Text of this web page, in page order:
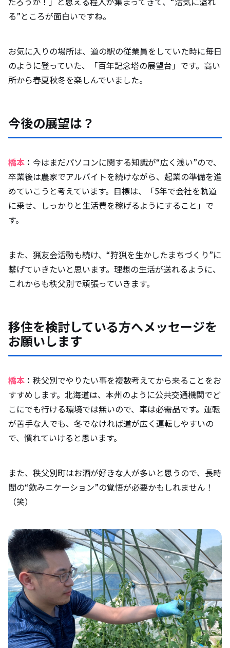
る”ところが面白いですね。
お気に入りの場所は、道の駅の従業員をしていた時に毎日
のように登っていた、「百年記念塔の展望台」です。高い
所から春夏秋冬を楽しんでいました。
今後の展望は？
橋本 ： 今はまだパソコンに関する知識が“広く浅い”ので、
卒業後は農家でアルバイトを続けながら、起業の準備を進
めていこうと考えています。目標は、「5年で会社を軌道
に乗せ、しっかりと生活費を稼げるようにすること」で
す。
また、猟友会活動も続け、“狩猟を生かしたまちづくり”に
繋げていきたいと思います。理想の生活が送れるように、
これからも秩父別で頑張っていきます。
移住を検討している方へメッセージを
お願いします
橋本 ： 秩父別でやりたい事を複数考えてから来ることをお
すすめします。北海道は、本州のように公共交通機関でど
こにでも行ける環境では無いので、車は必需品です。運転
が苦手な人でも、冬でなければ道が広く運転しやすいの
で、慣れていけると思います。
また、秩父別町はお酒が好きな人が多いと思うので、長時
間の“飲みニケーション”の覚悟が必要かもしれません！
（笑）